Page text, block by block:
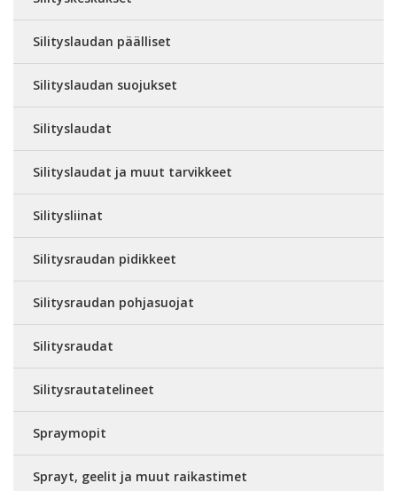
Silityslaudan päälliset
Silityslaudan suojukset
Silityslaudat
Silityslaudat ja muut tarvikkeet
Silitysliinat
Silitysraudan pidikkeet
Silitysraudan pohjasuojat
Silitysraudat
Silitysrautatelineet
Spraymopit
Sprayt, geelit ja muut raikastimet